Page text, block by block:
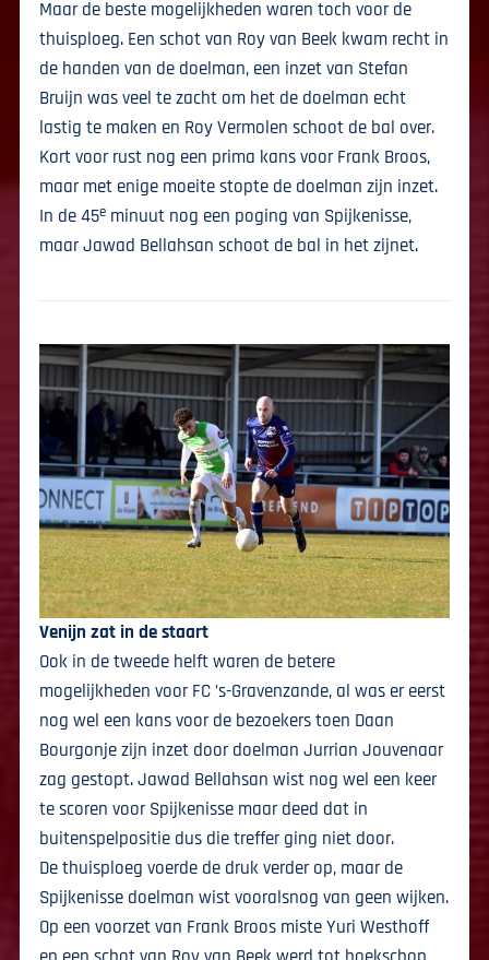
Maar de beste mogelijkheden waren toch voor de
thuisploeg. Een schot van Roy van Beek kwam recht in
de handen van de doelman, een inzet van Stefan
Bruijn was veel te zacht om het de doelman echt
lastig te maken en Roy Vermolen schoot de bal over.
Kort voor rust nog een prima kans voor Frank Broos,
maar met enige moeite stopte de doelman zijn inzet.
In de 45e minuut nog een poging van Spijkenisse,
maar Jawad Bellahsan schoot de bal in het zijnet.
Venijn zat in de staart
Ook in de tweede helft waren de betere
mogelijkheden voor FC ’s-Gravenzande, al was er eerst
nog wel een kans voor de bezoekers toen Daan
Bourgonje zijn inzet door doelman Jurrian Jouvenaar
zag gestopt. Jawad Bellahsan wist nog wel een keer
te scoren voor Spijkenisse maar deed dat in
buitenspelpositie dus die treffer ging niet door.
De thuisploeg voerde de druk verder op, maar de
Spijkenisse doelman wist vooralsnog van geen wijken.
Op een voorzet van Frank Broos miste Yuri Westhoff